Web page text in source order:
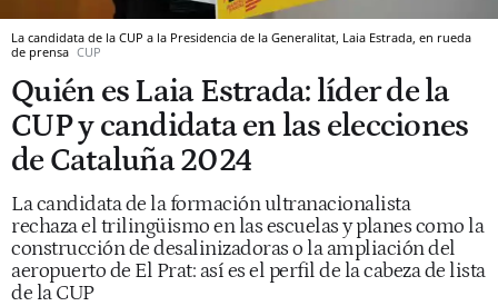
La candidata de la CUP a la Presidencia de la Generalitat, Laia Estrada, en rueda
de prensa CUP
Quién es Laia Estrada: líder de la
CUP y candidata en las elecciones
de Cataluña 2024
La candidata de la formación ultranacionalista
rechaza el trilingüismo en las escuelas y planes como la
construcción de desalinizadoras o la ampliación del
aeropuerto de El Prat: así es el perfil de la cabeza de lista
de la CUP